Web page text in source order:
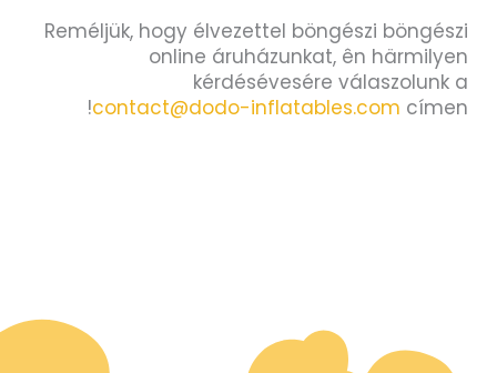
Reméljük, hogy élvezettel böngészi böngészi
online áruházunkat, ên härmilyen
kérdésévesére válaszolunk a
contact@dodo-inflatables.com címen!